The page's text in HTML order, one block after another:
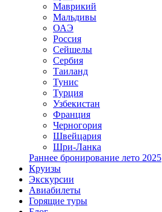
Маврикий
Мальдивы
ОАЭ
Россия
Сейшелы
Сербия
Таиланд
Тунис
Турция
Узбекистан
Франция
Черногория
Швейцария
Шри-Ланка
Раннее бронирование лето 2025
Круизы
Экскурсии
Авиабилеты
Горящие туры